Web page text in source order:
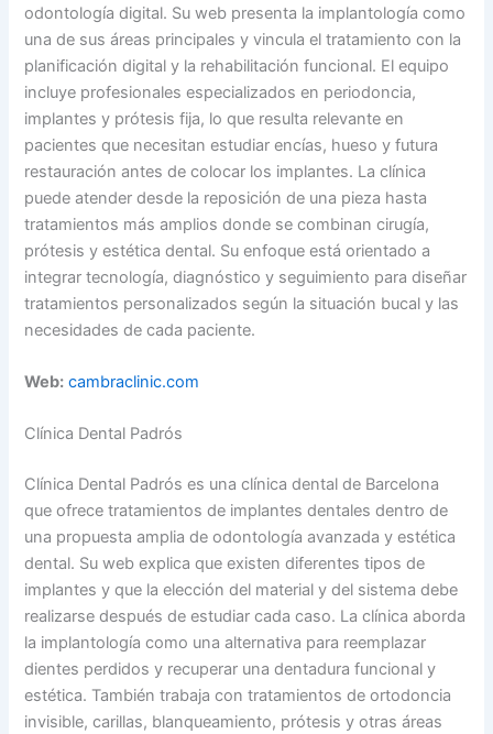
odontología digital. Su web presenta la implantología como
una de sus áreas principales y vincula el tratamiento con la
planificación digital y la rehabilitación funcional. El equipo
incluye profesionales especializados en periodoncia,
implantes y prótesis fija, lo que resulta relevante en
pacientes que necesitan estudiar encías, hueso y futura
restauración antes de colocar los implantes. La clínica
puede atender desde la reposición de una pieza hasta
tratamientos más amplios donde se combinan cirugía,
prótesis y estética dental. Su enfoque está orientado a
integrar tecnología, diagnóstico y seguimiento para diseñar
tratamientos personalizados según la situación bucal y las
necesidades de cada paciente.
Web: cambraclinic.com
Clínica Dental Padrós
Clínica Dental Padrós es una clínica dental de Barcelona
que ofrece tratamientos de implantes dentales dentro de
una propuesta amplia de odontología avanzada y estética
dental. Su web explica que existen diferentes tipos de
implantes y que la elección del material y del sistema debe
realizarse después de estudiar cada caso. La clínica aborda
la implantología como una alternativa para reemplazar
dientes perdidos y recuperar una dentadura funcional y
estética. También trabaja con tratamientos de ortodoncia
invisible, carillas, blanqueamiento, prótesis y otras áreas